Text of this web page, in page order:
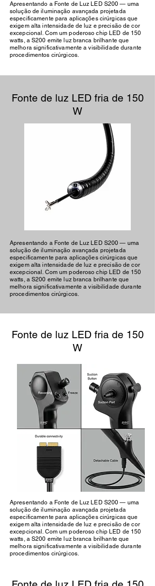
Apresentando a Fonte de Luz LED S200 — uma
solução de iluminação avançada projetada
especificamente para aplicações cirúrgicas que
exigem alta intensidade de luz e precisão de cor
excepcional. Com um poderoso chip LED de 150
watts, a S200 emite luz branca brilhante que
melhora significativamente a visibilidade durante
procedimentos cirúrgicos.
Fonte de luz LED fria de 150
W
Apresentando a Fonte de Luz LED S200 — uma
solução de iluminação avançada projetada
especificamente para aplicações cirúrgicas que
exigem alta intensidade de luz e precisão de cor
excepcional. Com um poderoso chip LED de 150
watts, a S200 emite luz branca brilhante que
melhora significativamente a visibilidade durante
procedimentos cirúrgicos.
Fonte de luz LED fria de 150
W
Apresentando a Fonte de Luz LED S200 — uma
solução de iluminação avançada projetada
especificamente para aplicações cirúrgicas que
exigem alta intensidade de luz e precisão de cor
excepcional. Com um poderoso chip LED de 150
watts, a S200 emite luz branca brilhante que
melhora significativamente a visibilidade durante
procedimentos cirúrgicos.